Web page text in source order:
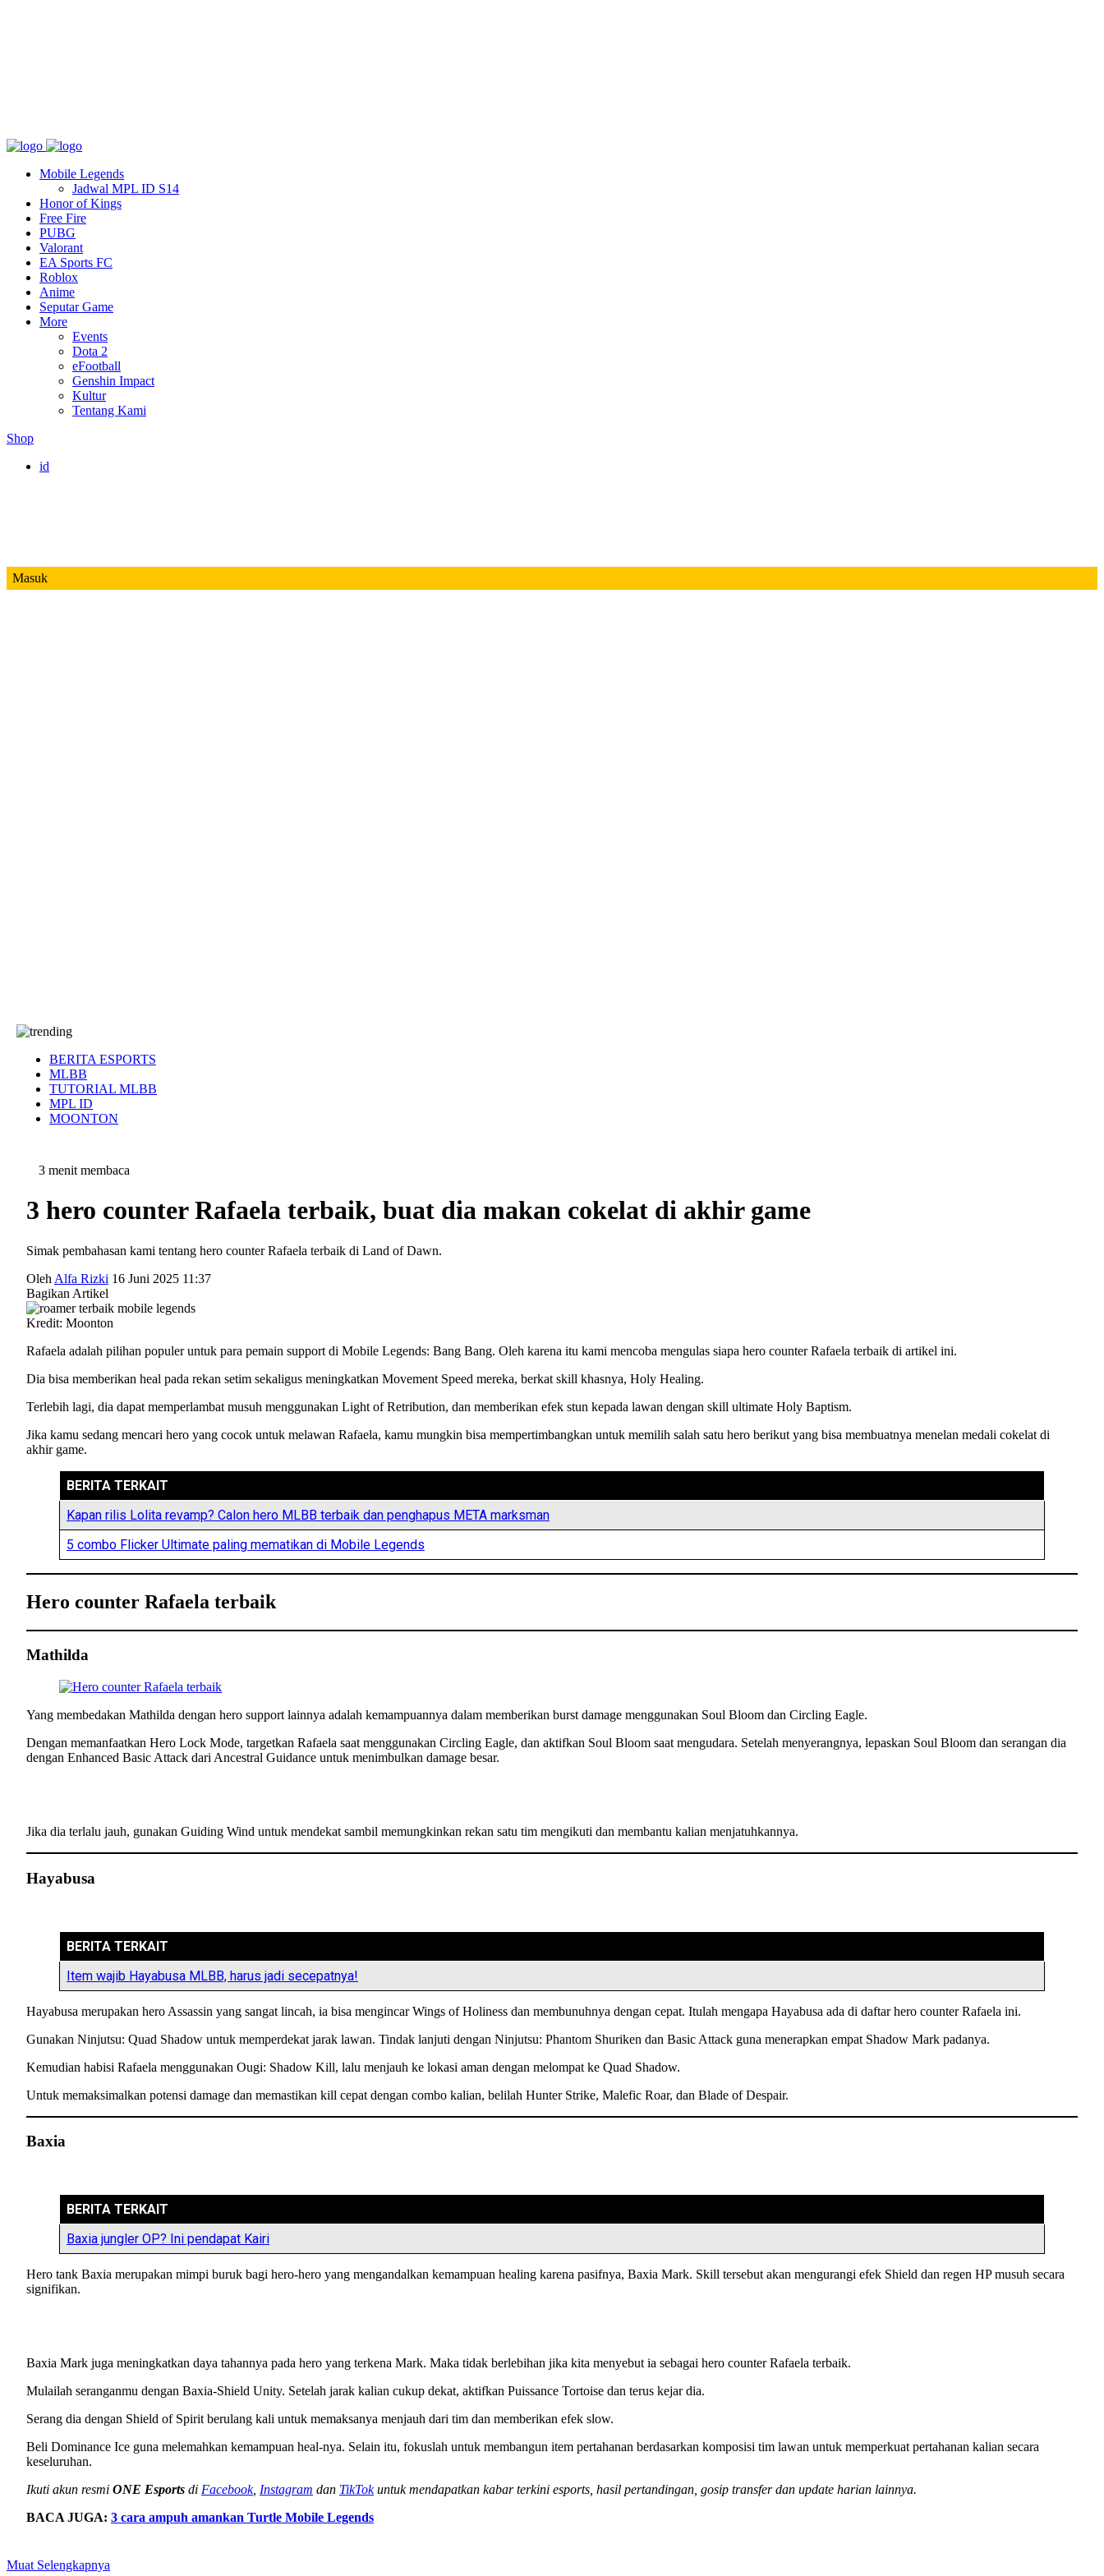
Mobile Legends
Jadwal MPL ID S14
Honor of Kings
Free Fire
PUBG
Valorant
EA Sports FC
Roblox
Anime
Seputar Game
More
Events
Dota 2
eFootball
Genshin Impact
Kultur
Tentang Kami
Shop
id
Masuk
BERITA ESPORTS
MLBB
TUTORIAL MLBB
MPL ID
MOONTON
3 menit membaca
3 hero counter Rafaela terbaik, buat dia makan cokelat di akhir game
Simak pembahasan kami tentang hero counter Rafaela terbaik di Land of Dawn.
Oleh Alfa Rizki 16 Juni 2025 11:37
Bagikan Artikel
Kredit: Moonton
Rafaela adalah pilihan populer untuk para pemain support di Mobile Legends: Bang Bang. Oleh karena itu kami mencoba mengulas siapa hero counter Rafaela terbaik di artikel ini.
Dia bisa memberikan heal pada rekan setim sekaligus meningkatkan Movement Speed mereka, berkat skill khasnya, Holy Healing.
Terlebih lagi, dia dapat memperlambat musuh menggunakan Light of Retribution, dan memberikan efek stun kepada lawan dengan skill ultimate Holy Baptism.
Jika kamu sedang mencari hero yang cocok untuk melawan Rafaela, kamu mungkin bisa mempertimbangkan untuk memilih salah satu hero berikut yang bisa membuatnya menelan medali cokelat di
akhir game.
BERITA TERKAIT
Kapan rilis Lolita revamp? Calon hero MLBB terbaik dan penghapus META marksman
5 combo Flicker Ultimate paling mematikan di Mobile Legends
Hero counter Rafaela terbaik
Mathilda
Yang membedakan Mathilda dengan hero support lainnya adalah kemampuannya dalam memberikan burst damage menggunakan Soul Bloom dan Circling Eagle.
Dengan memanfaatkan Hero Lock Mode, targetkan Rafaela saat menggunakan Circling Eagle, dan aktifkan Soul Bloom saat mengudara. Setelah menyerangnya, lepaskan Soul Bloom dan serangan dia
dengan Enhanced Basic Attack dari Ancestral Guidance untuk menimbulkan damage besar.
Jika dia terlalu jauh, gunakan Guiding Wind untuk mendekat sambil memungkinkan rekan satu tim mengikuti dan membantu kalian menjatuhkannya.
Hayabusa
BERITA TERKAIT
Item wajib Hayabusa MLBB, harus jadi secepatnya!
Hayabusa merupakan hero Assassin yang sangat lincah, ia bisa mengincar Wings of Holiness dan membunuhnya dengan cepat. Itulah mengapa Hayabusa ada di daftar hero counter Rafaela ini.
Gunakan Ninjutsu: Quad Shadow untuk memperdekat jarak lawan. Tindak lanjuti dengan Ninjutsu: Phantom Shuriken dan Basic Attack guna menerapkan empat Shadow Mark padanya.
Kemudian habisi Rafaela menggunakan Ougi: Shadow Kill, lalu menjauh ke lokasi aman dengan melompat ke Quad Shadow.
Untuk memaksimalkan potensi damage dan memastikan kill cepat dengan combo kalian, belilah Hunter Strike, Malefic Roar, dan Blade of Despair.
Baxia
BERITA TERKAIT
Baxia jungler OP? Ini pendapat Kairi
Hero tank Baxia merupakan mimpi buruk bagi hero-hero yang mengandalkan kemampuan healing karena pasifnya, Baxia Mark. Skill tersebut akan mengurangi efek Shield dan regen HP musuh secara
signifikan.
Baxia Mark juga meningkatkan daya tahannya pada hero yang terkena Mark. Maka tidak berlebihan jika kita menyebut ia sebagai hero counter Rafaela terbaik.
Mulailah seranganmu dengan Baxia-Shield Unity. Setelah jarak kalian cukup dekat, aktifkan Puissance Tortoise dan terus kejar dia.
Serang dia dengan Shield of Spirit berulang kali untuk memaksanya menjauh dari tim dan memberikan efek slow.
Beli Dominance Ice guna melemahkan kemampuan heal-nya. Selain itu, fokuslah untuk membangun item pertahanan berdasarkan komposisi tim lawan untuk memperkuat pertahanan kalian secara
keseluruhan.
Ikuti akun resmi ONE Esports di Facebook, Instagram dan TikTokuntuk mendapatkan kabar terkini esports, hasil pertandingan, gosip transfer dan update harian lainnya.
BACA JUGA: 3 cara ampuh amankan Turtle Mobile Legends
Muat Selengkapnya